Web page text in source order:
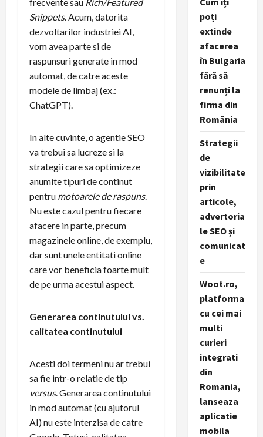
Snippets. Acum, datorita
dezvoltarilor industriei AI,
vom avea parte si de
raspunsuri generate in mod
automat, de catre aceste
modele de limbaj (ex.:
ChatGPT).
In alte cuvinte, o agentie SEO
va trebui sa lucreze si la
strategii care sa optimizeze
anumite tipuri de continut
pentru motoarele de raspuns.
Nu este cazul pentru fiecare
afacere in parte, precum
magazinele online, de exemplu,
dar sunt unele entitati online
care vor beneficia foarte mult
de pe urma acestui aspect.
Generarea continutului vs.
calitatea continutului
Acesti doi termeni nu ar trebui
sa fie intr-o relatie de tip
versus. Generarea continutului
in mod automat (cu ajutorul
AI) nu este interzisa de catre
poți
extinde
afacerea
în Bulgaria
fără să
renunți la
firma din
România
Strategii
de
vizibilitate
prin
articole,
advertoria
le SEO și
comunicat
e
Woot.ro,
platforma
cu cei mai
multi
curieri
integrati
din
Romania,
lanseaza
aplicatie
mobila